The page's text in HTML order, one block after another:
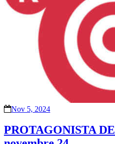
Nov 5, 2024
PROTAGONISTA